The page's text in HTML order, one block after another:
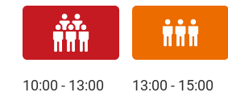
10:00 - 13:00 13:00 - 15:00